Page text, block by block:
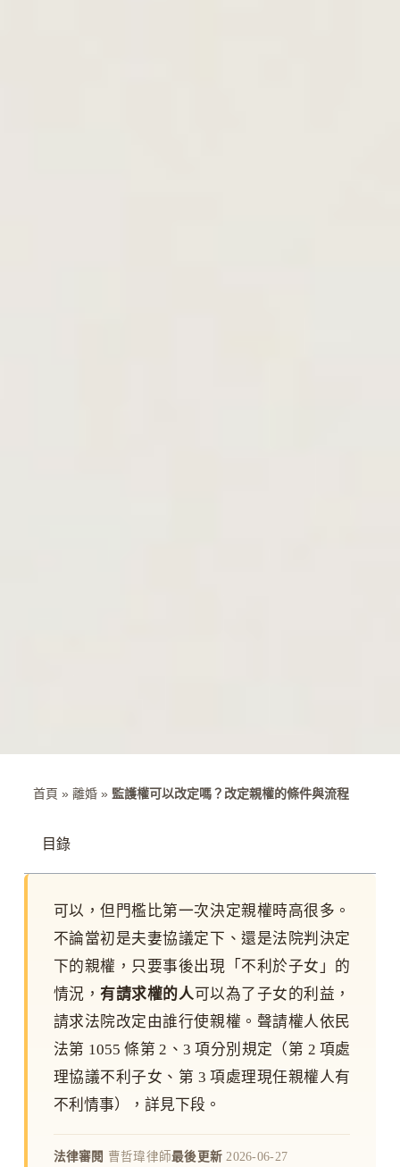
首頁 » 離婚» 監護權可以改定嗎？改定親權的條件與流程
目錄
可以，但門檻比第一次決定親權時高很多。
不論當初是夫妻協議定下、還是法院判決定
下的親權，只要事後出現「不利於子女」的
情況，有請求權的人可以為了子女的利益，
請求法院改定由誰行使親權。聲請權人依民
法第 1055 條第 2、3 項分別規定（第 2 項處
理協議不利子女、第 3 項處理現任親權人有
不利情事），詳見下段。
法律審閱 曹哲瑋律師最後更新 2026-06-27